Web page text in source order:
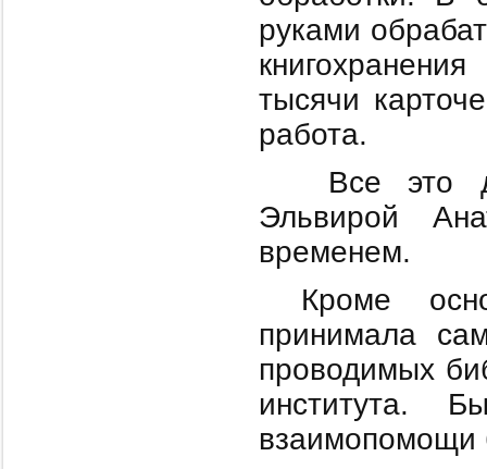
руками
тысячи
работа.
Все это
Эльвирой
временем.
Кроме
принимала
проводимых
института.
взаимопомощи